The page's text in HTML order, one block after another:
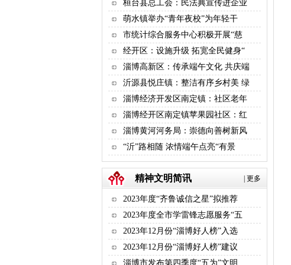
桓台县总工会：民法典宣传进企业
萌水镇举办“青年夜校”为年轻干
市统计综合服务中心积极开展“慈
经开区：设施升级 拓宽全民健身“
淄博高新区：传承端午文化 共庆端
沂源县悦庄镇：整洁有序乡村美 绿
淄博经济开发区南定镇：社区老年
淄博经开区南定镇苹果园社区：红
淄博黄河河务局：崇德向善树新风
“沂”路相随 浓情端午点亮“有景
更多
精神文明简讯
2023年度“齐鲁诚信之星”拟推荐
2023年度全市学雷锋志愿服务“五
2023年12月份“淄博好人榜”入选
2023年12月份“淄博好人榜”建议
淄博市发布第四季度“五为”文明